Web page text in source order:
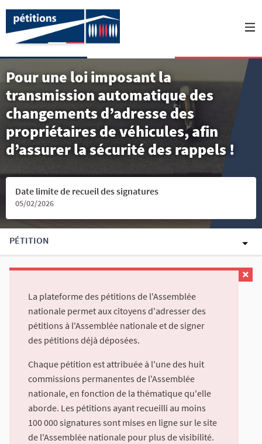
Pour une loi imposant la
transmission automatique des
changements d’adresse des
propriétaires de véhicules, afin
d’assurer la sécurité des rappels !
Date limite de recueil des signatures
05/02/2026
PÉTITION
La plateforme des pétitions de l'Assemblée
nationale permet aux citoyens d'adresser des
pétitions à l'Assemblée nationale et de signer
des pétitions déjà déposées.
Chaque pétition est attribuée à l'une des huit
commissions permanentes de l'Assemblée
nationale, en fonction de la thématique qu'elle
aborde. Les pétitions ayant recueilli au moins
100 000 signatures sont mises en ligne sur le site
de l'Assemblée nationale pour plus de visibilité.